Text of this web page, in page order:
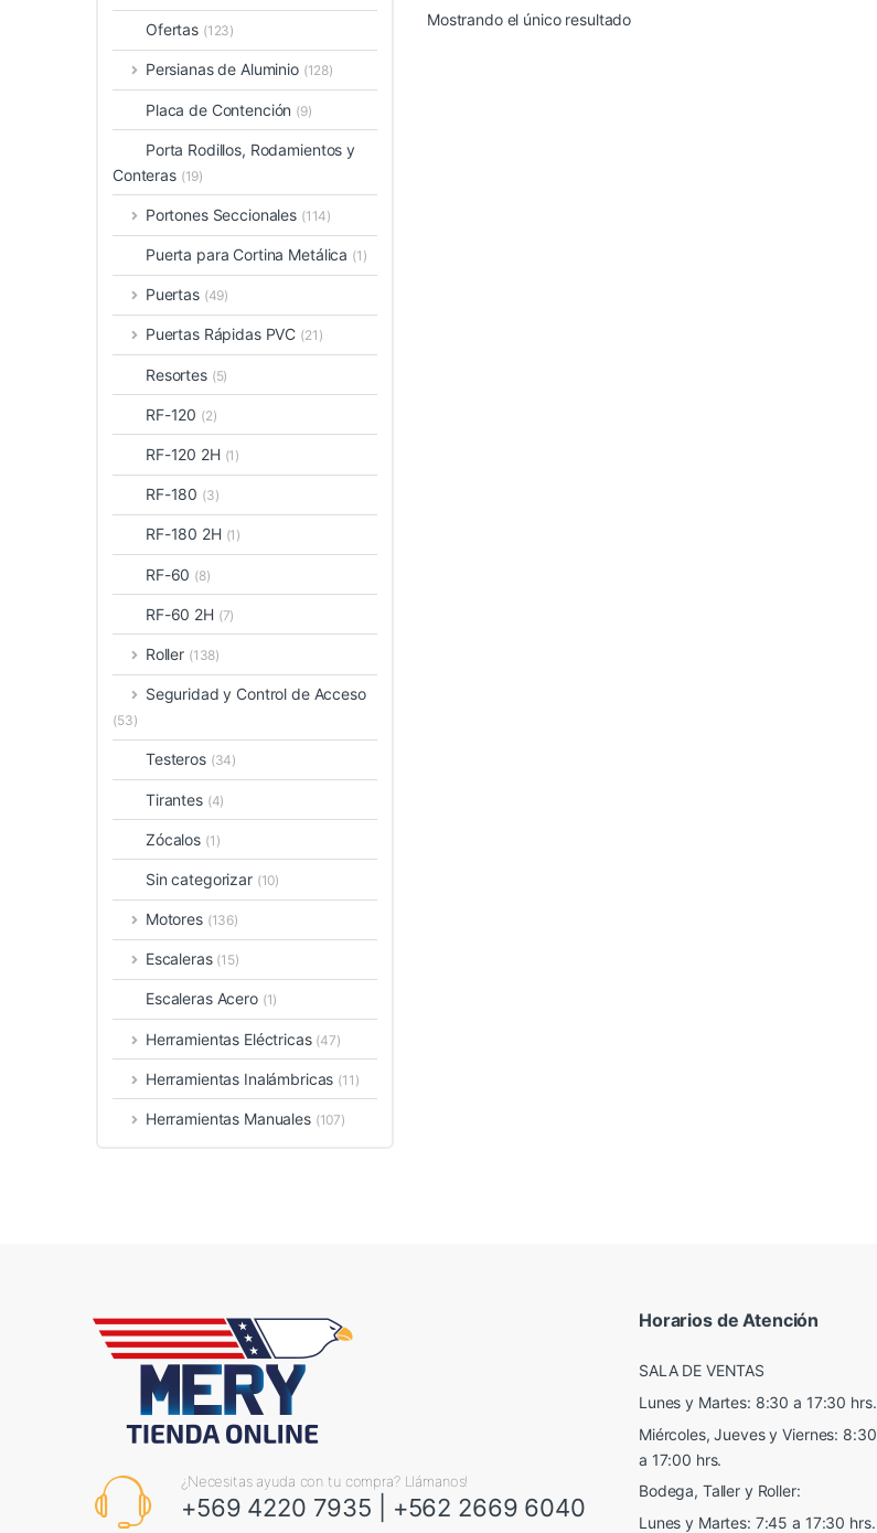
Mostrando el único resultado
Ofertas (123)
Persianas de Aluminio (128)
Placa de Contención (9)
Porta Rodillos, Rodamientos y
Conteras (19)
Portones Seccionales (114)
Puerta para Cortina Metálica (1)
Puertas (49)
Puertas Rápidas PVC (21)
Resortes (5)
RF-120 (2)
RF-120 2H (1)
RF-180 (3)
RF-180 2H (1)
RF-60 (8)
RF-60 2H (7)
Roller (138)
Seguridad y Control de Acceso
(53)
Testeros (34)
Tirantes (4)
Zócalos (1)
Sin categorizar (10)
Motores (136)
Escaleras (15)
Escaleras Acero (1)
Herramientas Eléctricas (47)
Herramientas Inalámbricas (11)
Herramientas Manuales (107)
¿Necesitas ayuda con tu compra? Llámanos!
+569 4220 7935 +562 2669 6040
Horarios de Atención
SALA DE VENTAS
Lunes y Martes: 8:30 a 17:30 hrs.
Miércoles, Jueves y Viernes: 8:30
a 17:00 hrs.
Bodega, Taller y Roller:
Lunes y Martes: 7:45 a 17:30 hrs.